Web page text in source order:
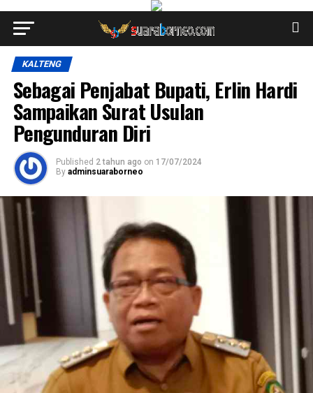
KALTENG
Sebagai Penjabat Bupati, Erlin Hardi
Sampaikan Surat Usulan
Pengunduran Diri
Published 2 tahun ago on 17/07/2024
By adminsuaraborneo